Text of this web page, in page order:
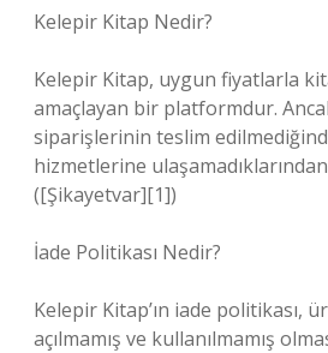
Kelepir Kitap Nedir?
Kelepir Kitap, uygun fiyatlarla
amaçlayan bir platformdur.
siparişlerinin teslim
hizmetlerine
([Şikayetvar][1])
İade Politikası Nedir?
Kelepir Kitap’ın iade politikası,
açılmamış ve kullanılmamış